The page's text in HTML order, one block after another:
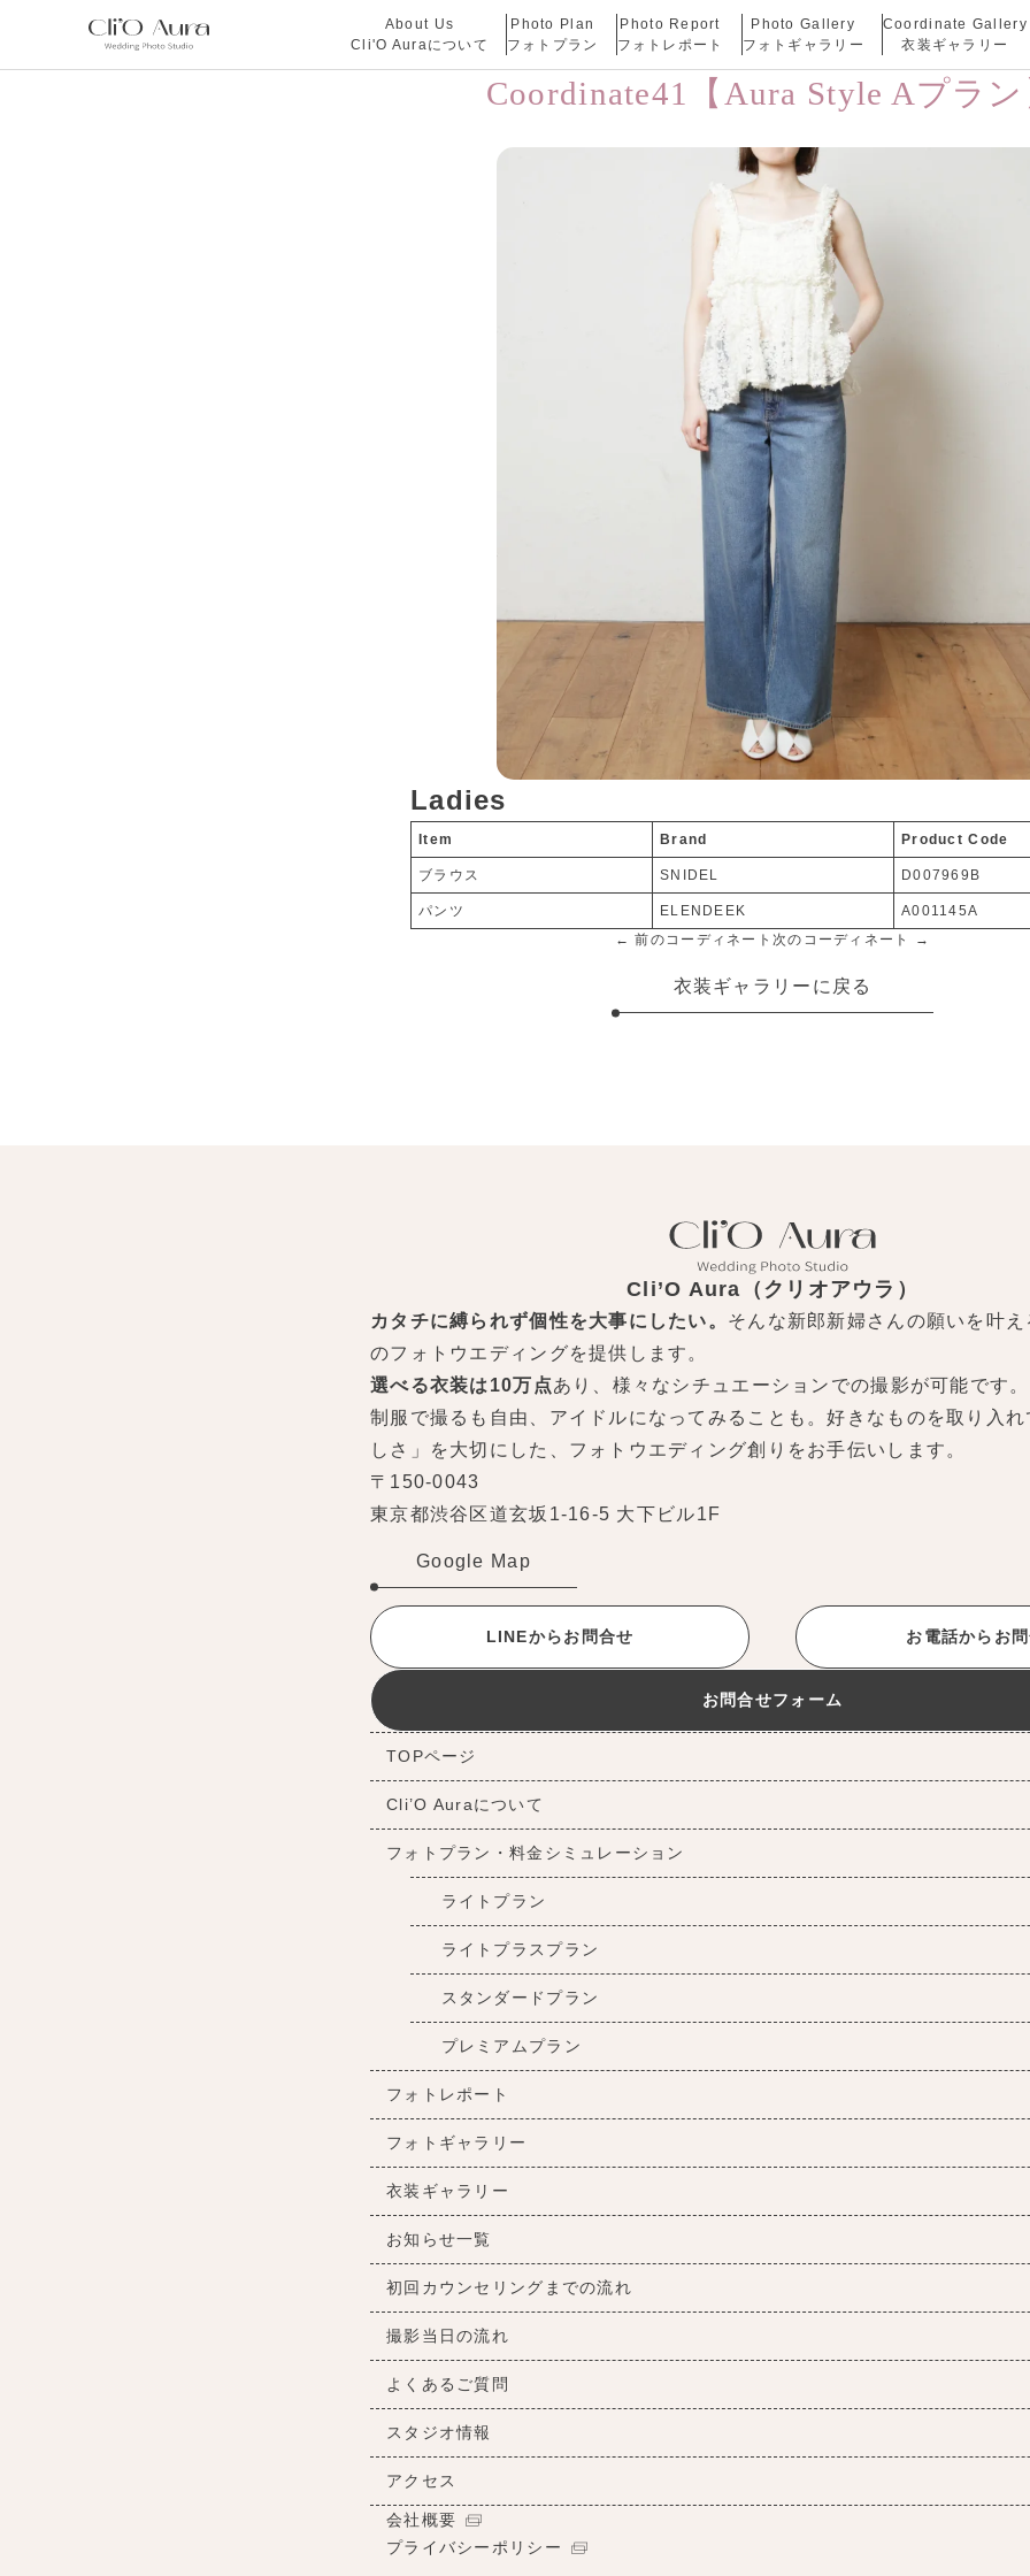
About Us
Cli'O Auraについて
Photo Plan
フォトプラン
Photo Report
フォトレポート
Photo Gallery
フォトギャラリー
Coordinate Gallery
衣装ギャラリー
Coordinate41【Aura Style Aプラ
Ladies
Item Brand Product Code
ブラウス SNIDEL D007969B
パンツ ELENDEEK
A001145A
← 前のコーディネート 次のコーディネート →
衣装ギャラリーに戻る
Cli’O Aura（クリオアウラ）
カタチに縛られず個性を大事にしたい。 そんな新郎新婦さんの願いを叶
のフォトウエディングを提供します。
選べる衣装は10万点あり、様々なシチュエーションでの撮影が可能です
制服で撮るも自由、アイドルになってみることも。好きなものを取り入
しさ」を大切にした、フォトウエディング創りをお手伝いします。
〒150-0043
東京都渋谷区道玄坂1-16-5 大下ビル1F
Google Map
LINEからお問合せ お電話からお
お問合せフォーム
TOPページ
Cli’O Auraについて
フォトプラン・料金シミュレーション
ライトプラン
ライトプラスプラン
スタンダードプラン
プレミアムプラン
フォトレポート
フォトギャラリー
衣装ギャラリー
お知らせ一覧
初回カウンセリングまでの流れ
撮影当日の流れ
よくあるご質問
スタジオ情報
アクセス
会社概要
プライバシーポリシー